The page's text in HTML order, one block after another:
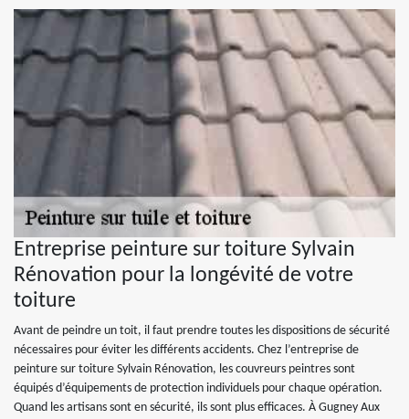
Entreprise peinture sur toiture Sylvain
Rénovation pour la longévité de votre
toiture
Avant de peindre un toit, il faut prendre toutes les dispositions de sécurité
nécessaires pour éviter les différents accidents. Chez l’entreprise de
peinture sur toiture Sylvain Rénovation, les couvreurs peintres sont
équipés d’équipements de protection individuels pour chaque opération.
Quand les artisans sont en sécurité, ils sont plus efficaces. À Gugney Aux